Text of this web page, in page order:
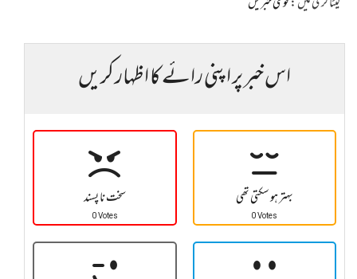
اس خبر پر اپنی رائے کا اظہار کریں
سخت نا پسند
0 Votes
بہتر ہو سکتی تھی
0 Votes